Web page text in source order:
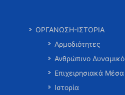
ΟΡΓΑΝΩΣΗ-ΙΣΤΟΡΙΑ
Αρμοδιότητες
Ανθρώπινο Δυναμικό
Επιχειρησιακά Μέσα
Ιστορία